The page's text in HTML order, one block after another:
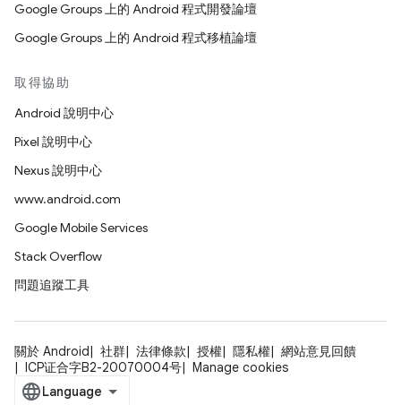
Google Groups 上的 Android 程式開發論壇
Google Groups 上的 Android 程式移植論壇
取得協助
Android 說明中心
Pixel 說明中心
Nexus 說明中心
www.android.com
Google Mobile Services
Stack Overflow
問題追蹤工具
關於 Android 社群 法律條款 授權 隱私權
網站意見回饋
ICP证合字B2-20070004号
Manage cookies